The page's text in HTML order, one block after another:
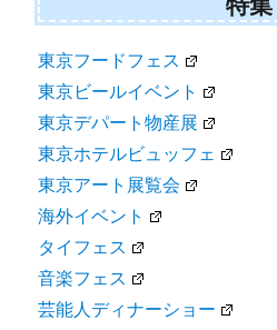
特集
東京フードフェス
東京ビールイベント
東京デパート物産展
東京ホテルビュッフェ
東京アート展覧会
海外イベント
タイフェス
音楽フェス
芸能人ディナーショー